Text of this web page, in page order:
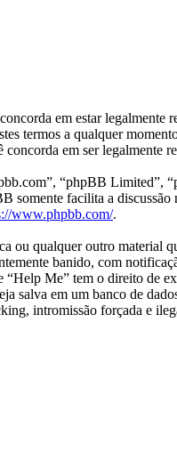
em estar legalmente
termos a qualquer
em ser legalmente
“phpBB Limited”,
somente facilita a
www.phpbb.com/.
ou qualquer outro material
banido, com
“Help Me” tem o direito de
salva em um banco de
intromissão forçada e